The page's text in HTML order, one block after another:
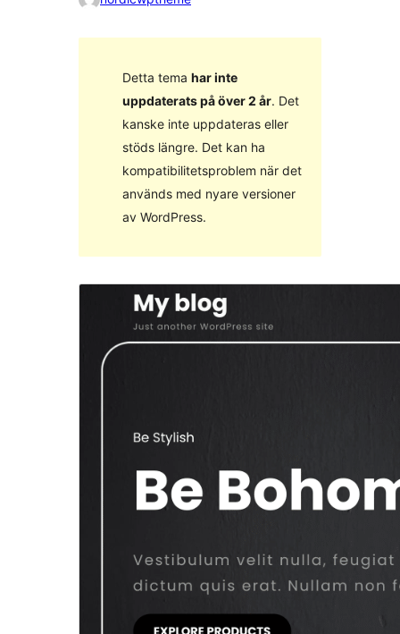
Detta tema har inte
uppdaterats på över 2 år. Det
kanske inte uppdateras eller
stöds längre. Det kan ha
kompatibilitetsproblem när det
används med nyare versioner
av WordPress.